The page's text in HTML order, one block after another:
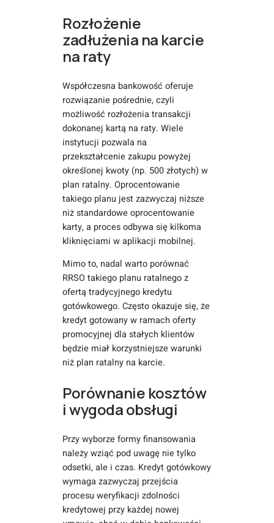
Rozłożenie
zadłużenia na karcie
na raty
Współczesna bankowość oferuje
rozwiązanie pośrednie, czyli
możliwość rozłożenia transakcji
dokonanej kartą na raty. Wiele
instytucji pozwala na
przekształcenie zakupu powyżej
określonej kwoty (np. 500 złotych) w
plan ratalny. Oprocentowanie
takiego planu jest zazwyczaj niższe
niż standardowe oprocentowanie
karty, a proces odbywa się kilkoma
kliknięciami w aplikacji mobilnej.
Mimo to, nadal warto porównać
RRSO takiego planu ratalnego z
ofertą tradycyjnego kredytu
gotówkowego. Często okazuje się, że
kredyt gotowany w ramach oferty
promocyjnej dla stałych klientów
będzie miał korzystniejsze warunki
niż plan ratalny na karcie.
Porównanie kosztów
i wygoda obsługi
Przy wyborze formy finansowania
należy wziąć pod uwagę nie tylko
odsetki, ale i czas. Kredyt gotówkowy
wymaga zazwyczaj przejścia
procesu weryfikacji zdolności
kredytowej przy każdej nowej